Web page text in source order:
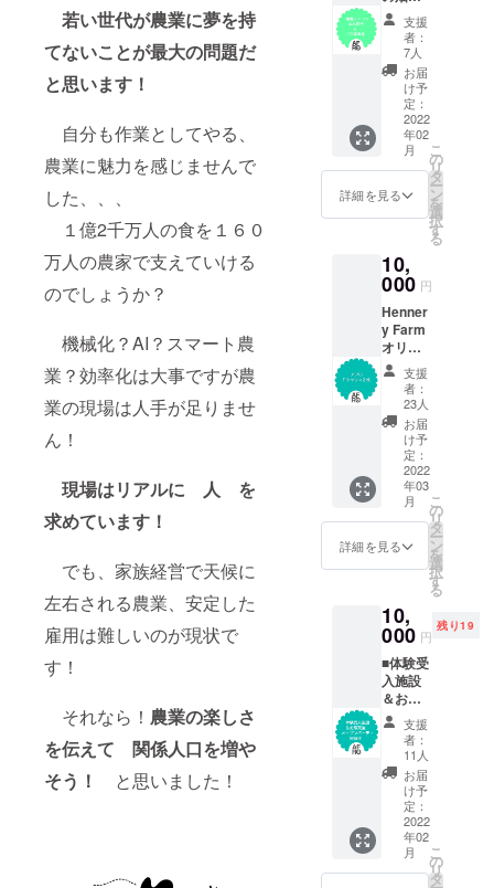
若い世代が農業に夢を持
てないことが最大の問題だ
と思います！
自分も作業としてやる、
農業に魅力を感じませんで
した、、、
１億2千万人の食を１６０
万人の農家で支えていける
のでしょうか？
機械化？AI？スマート農
業？効率化は大事ですが農
業の現場は人手が足りませ
ん！
現場はリアルに 人 を
求めています！
でも、家族経営で天候に
左右される農業、安定した
雇用は難しいのが現状で
す！
それなら！ 農業の楽しさ
を伝えて 関係人口を増や
そう！
と思いました！
アフロ
ステッ
カー
フロ写
真集2
冊・お
礼のお
手紙・
アフロ
ステッ
カー
中を走
る銚子
電鉄と
のコラ
ボ商
品 ぬ
れ餃
子！
＆
Henner
y Farm
オリジ
ナル1日
（銚
子ー外
川）有
効期限
なし ：
セット
内容 / ぬ
れ餃子
１袋 ＆
銚子電
鉄1日乗
車券・
アフロ
写真集2
冊・お
礼のお
手紙・
支援
者：
7人
お届
け予
定：
2022
年02
月
詳細を見る
こ
の
リ
タ
ー
ン
を
選
択
す
る
10,
000 円
Henner
y Farm
オリジ
ナルク
ラフトT
シャ
ツ！初
のオリ
ジナルT
シャツ
２枚
セッ
ト！ 4
オンス
コット
ン１０
着やす
く、シ
ンプル
なロゴ
マー
ク！ 薄
めの生
地でイ
ンナー
として
も、夏
は涼し
い！ア
フロも
愛用！
＊サイ
支援
者：
23人
お届
け予
定：
2022
年03
月
詳細を見る
こ
の
リ
タ
ー
ン
を
選
択
す
る
10,
000 円
残り19
■体験受
入施設
＆お惣
菜屋
オープ
ンパー
ティー
招待状■
今回の
クラウ
ドファ
ンディ
ングで
支援
者：
11人
お届
け予
定：
2022
年02
月
こ
の
リ
タ